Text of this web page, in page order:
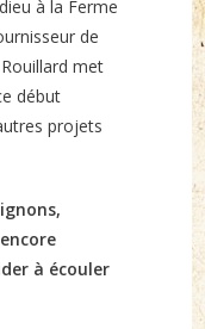
à la Ferme
de
met
début
projets
à écouler